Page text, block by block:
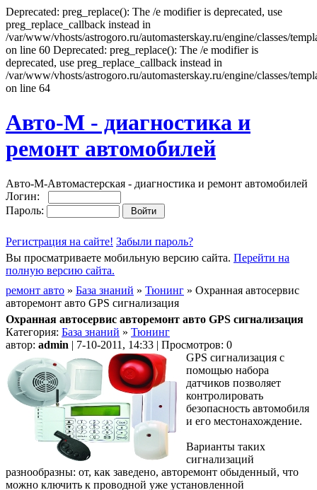
Deprecated: preg_replace(): The /e modifier is deprecated, use
preg_replace_callback instead in
/var/www/vhosts/astrogoro.ru/automasterskay.ru/engine/classes/
on line 60 Deprecated: preg_replace(): The /e modifier is
deprecated, use preg_replace_callback instead in
/var/www/vhosts/astrogoro.ru/automasterskay.ru/engine/classes/
on line 64
Авто-М - диагностика и
ремонт автомобилей
Авто-М-Автомастерская - диагностика и ремонт автомобилей
Логин:
Пароль:
Регистрация на сайте! Забыли пароль?
Вы просматриваете мобильную версию сайта. Перейти на
полную версию сайта.
ремонт авто » База знаний » Тюнинг » Охранная автосервис
авторемонт авто GPS сигнализация
Охранная автосервис авторемонт авто GPS сигнализация
Категория: База знаний » Тюнинг
автор: admin | 7-10-2011, 14:33 | Просмотров: 0
GPS сигнализация с
помощью набора
датчиков позволяет
контролировать
безопасность автомобиля
и его местонахождение.
Варианты таких
сигнализаций
разнообразны: от, как заведено, авторемонт обыденный, что
можно ключить к проводной уже установленной